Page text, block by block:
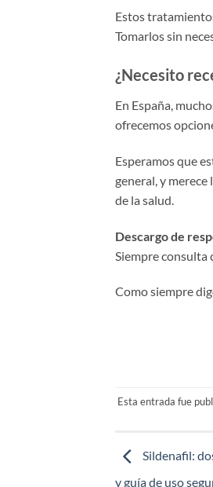
Estos
Tomarlos sin
¿Necesito
En España,
ofrecemos
Esperamos que
general, y
de la salud.
Descargo de
Siempre consulta
Como siempre
Esta entrada fue
Sildenafil:
y guía de uso